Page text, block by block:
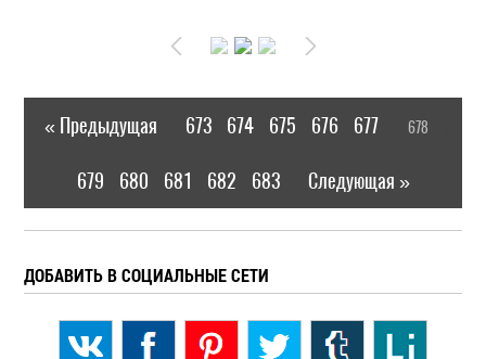
« Предыдущая 673 674 675 676 677 678
679 680 681 682 683 Следующая »
ДОБАВИТЬ В СОЦИАЛЬНЫЕ СЕТИ